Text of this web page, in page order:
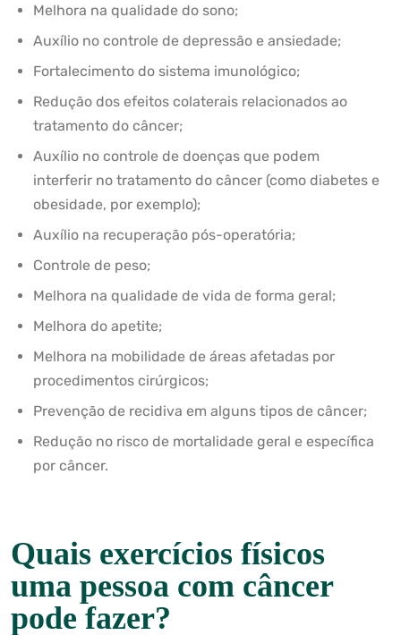
Melhora na qualidade do sono;
Auxílio no controle de depressão e ansiedade;
Fortalecimento do sistema imunológico;
Redução dos efeitos colaterais relacionados ao
tratamento do câncer;
Auxílio no controle de doenças que podem
interferir no tratamento do câncer (como diabetes e
obesidade, por exemplo);
Auxílio na recuperação pós-operatória;
Controle de peso;
Melhora na qualidade de vida de forma geral;
Melhora do apetite;
Melhora na mobilidade de áreas afetadas por
procedimentos cirúrgicos;
Prevenção de recidiva em alguns tipos de câncer;
Redução no risco de mortalidade geral e específica
por câncer.
Quais exercícios físicos
uma pessoa com câncer
pode fazer?